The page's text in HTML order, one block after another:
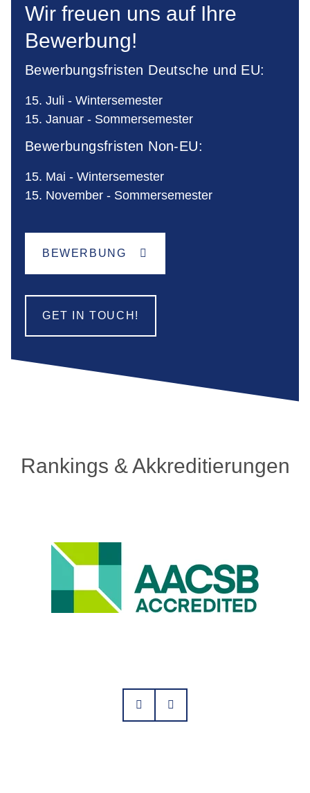
Wir freuen uns auf Ihre
Bewerbung!
Bewerbungsfristen Deutsche und EU:
15. Juli - Wintersemester
15. Januar - Sommersemester
Bewerbungsfristen Non-EU:
15. Mai - Wintersemester
15. November - Sommersemester
BEWERBUNG
GET IN TOUCH!
Rankings & Akkreditierungen